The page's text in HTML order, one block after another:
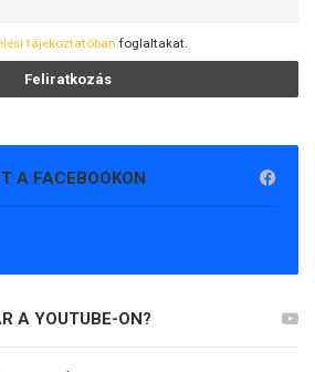
tájékoztatóban foglaltakat.
A FACEBOOKON
A YOUTUBE-ON?